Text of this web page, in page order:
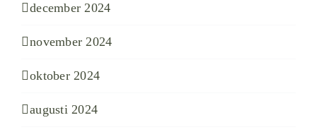
december 2024
november 2024
oktober 2024
augusti 2024